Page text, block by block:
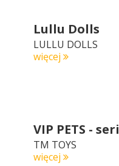
Lullu Dolls
LULLU DOLLS
więcej
VIP PETS -
TM TOYS
więcej